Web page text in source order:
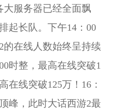
大服务器已经全面飘
起长队。下午14：00
的在线人数始终呈持续
时整，最高在线突破1
在线突破125万！16：
峰，此时大话西游2最